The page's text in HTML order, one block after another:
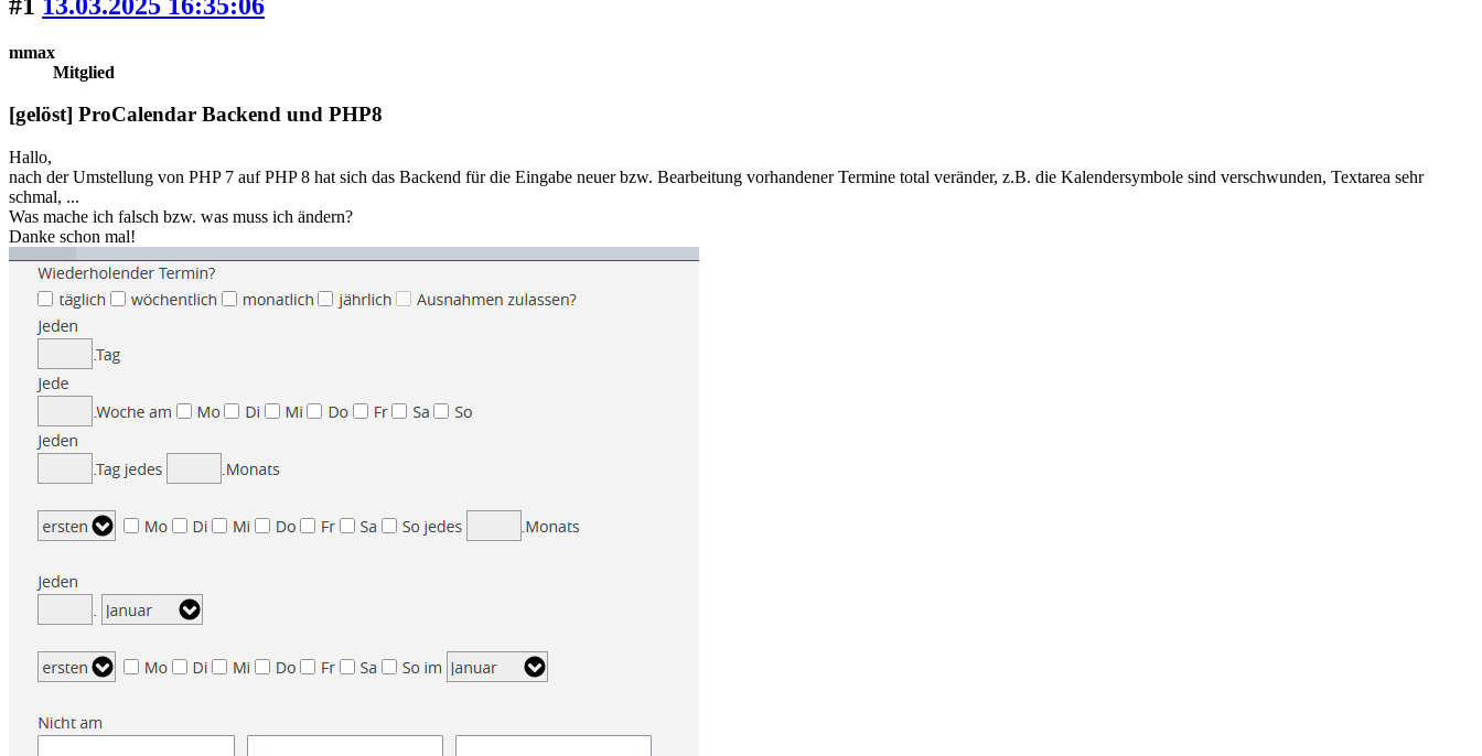
mmax
Mitglied
[gelöst] ProCalendar Backend und PHP8
Hallo,
nach der Umstellung von PHP 7 auf PHP 8 hat sich das Backend für die Eingabe neuer bzw. Bearbeitung vorhandener Termine total veränder, z.B. die Kalendersymbole sind verschwunden, Textarea sehr
schmal, ...
Was mache ich falsch bzw. was muss ich ändern?
Danke schon mal!